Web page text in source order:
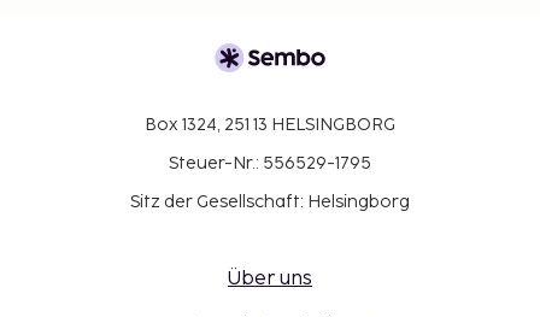
Box 1324, 251 13 HELSINGBORG
Steuer-Nr.: 556529-1795
Sitz der Gesellschaft: Helsingborg
Über uns